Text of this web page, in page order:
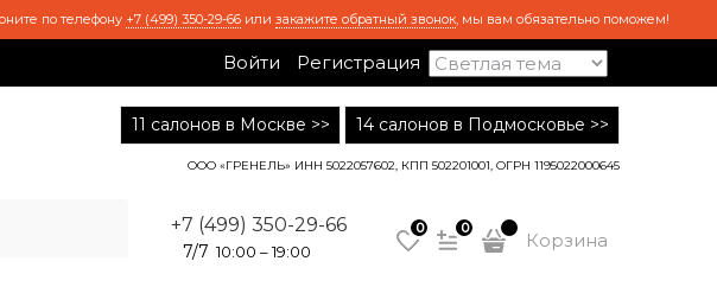
по телефону +7 (499) 350-29-66 или закажите обратный звонок, мы вам обязательно поможем!
Войти Регистрация
11 салонов в Москве >> 14 салонов в Подмосковье >>
ООО «ГРЕНЕЛЬ» ИНН 5022057602, КПП 502201001, ОГРН 1195022000645
+7 (499) 350-29-66
7/7 10:00 – 19:00
0 0
Корзина